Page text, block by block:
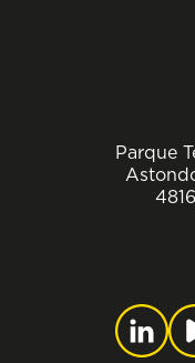
Parque